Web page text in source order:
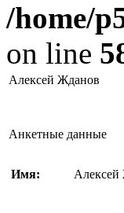
/home/
on line
Алексей Жданов
Анкетные данные
Имя: